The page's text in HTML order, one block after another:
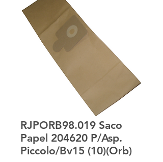
RJPORB98.019 Saco
Papel 204620 P/Asp.
Piccolo/Bv15 (10)(Orb)